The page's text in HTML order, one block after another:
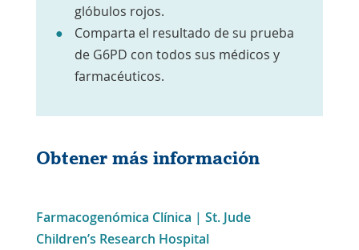
glóbulos rojos.
Comparta el resultado de su prueba
de G6PD con todos sus médicos y
farmacéuticos.
Obtener más información
Farmacogenómica Clínica | St. Jude
Children’s Research HospitalEnlace